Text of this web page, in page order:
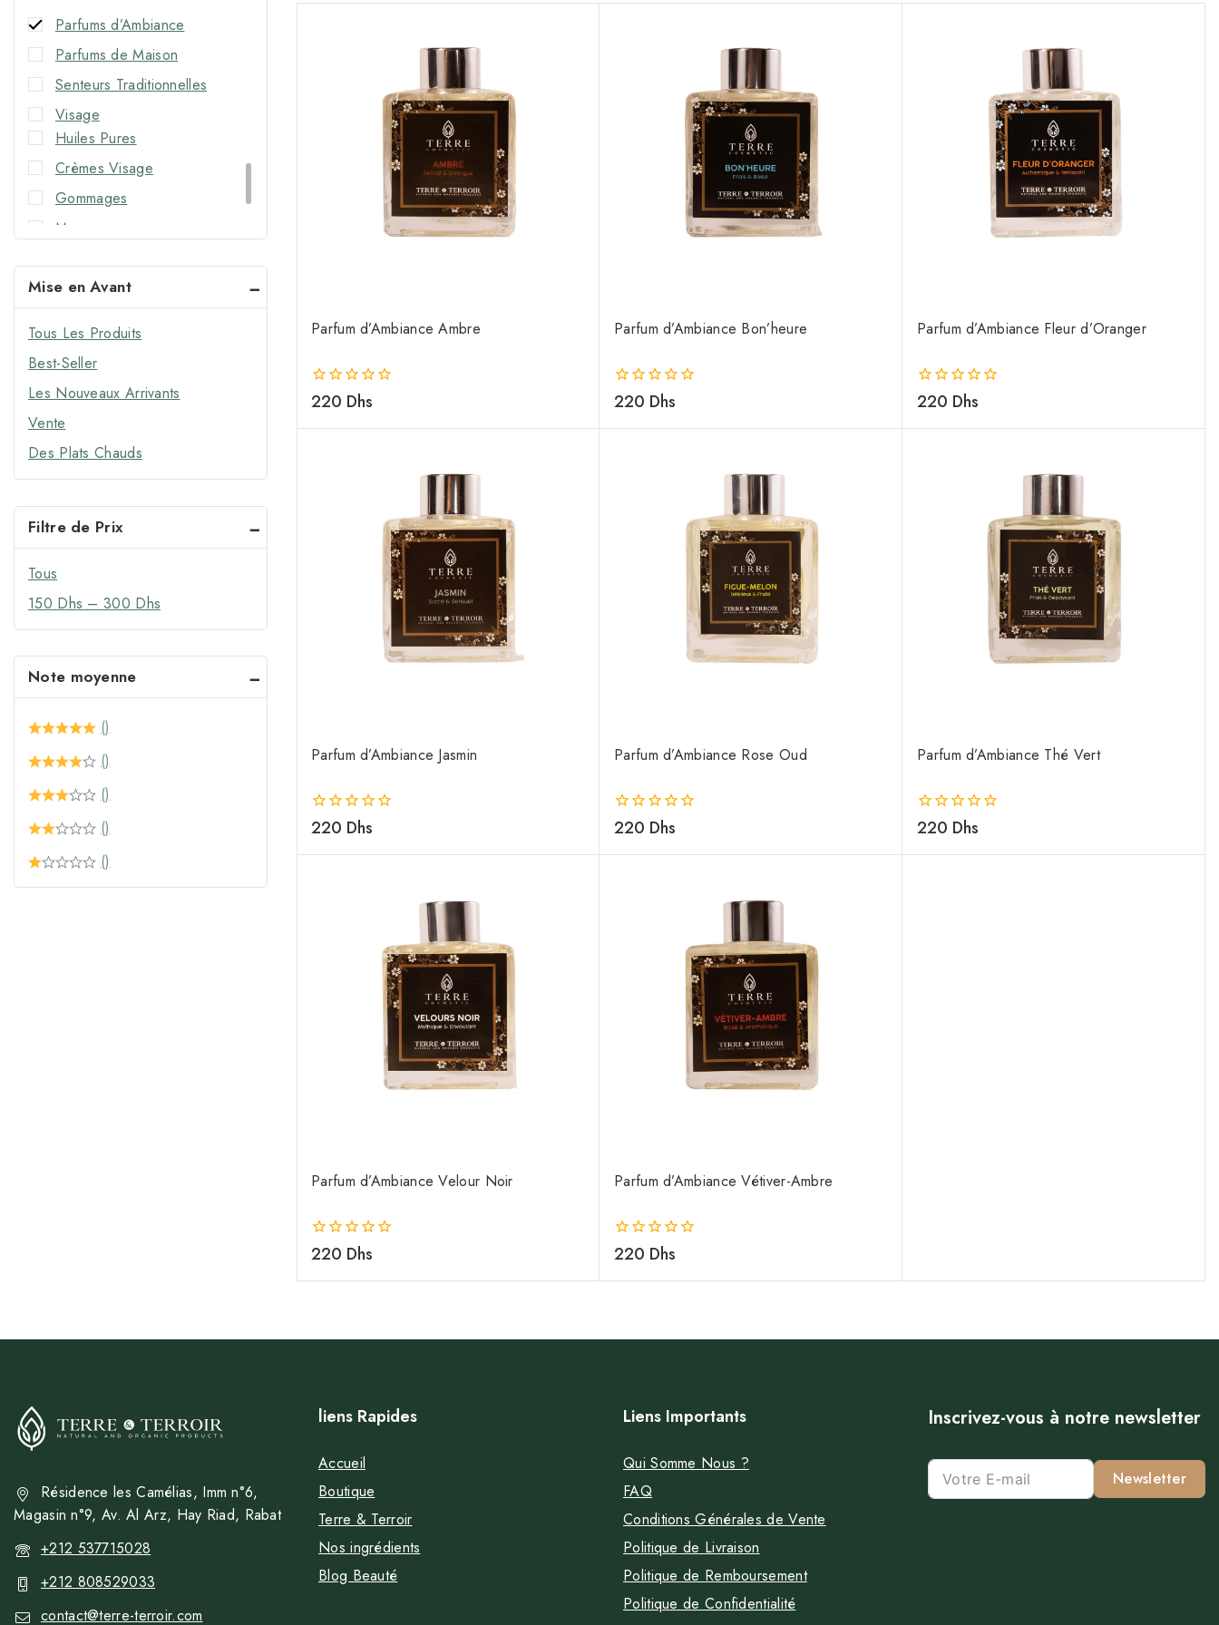
Parfum d’Ambiance Ambre
0
5
220 Dhs
Parfum d’Ambiance Bon’heure
0
5
220 Dhs
Parfum d’Ambiance Fleur d’Oranger
0
5
220 Dhs
Parfum d’Ambiance Jasmin
0
5
220 Dhs
Parfum d’Ambiance Rose Oud
0
5
220 Dhs
Parfum d’Ambiance Thé Vert
0
5
220 Dhs
Parfum d’Ambiance Velour Noir
0
5
220 Dhs
Parfum d’Ambiance Vétiver-Ambre
0
5
220 Dhs
Parfums d’Ambiance
Parfums de Maison
Senteurs Traditionnelles
Visage
Huiles Pures
Crèmes Visage
Gommages
Masques
Eaux Florales
Mise en Avant
Tous Les Produits
Best-Seller
Les Nouveaux Arrivants
Vente
Des Plats Chauds
Filtre de Prix
Tous
150 Dhs –300 Dhs
Note moyenne
()
()
()
()
()
Résidence les Camélias, Imm n°6,
Magasin n°9, Av. Al Arz, Hay Riad, Rabat
+212 537715028
+212 808529033
contact@terre-terroir.com
liens Rapides
Accueil
Boutique
Terre & Terroir
Nos ingrédients
Blog Beauté
Liens Importants
Qui Somme Nous ?
FAQ
Conditions Générales de Vente
Politique de Livraison
Politique de Remboursement
Politique de Confidentialité
Inscrivez-vous à notre newsletter
Newsletter